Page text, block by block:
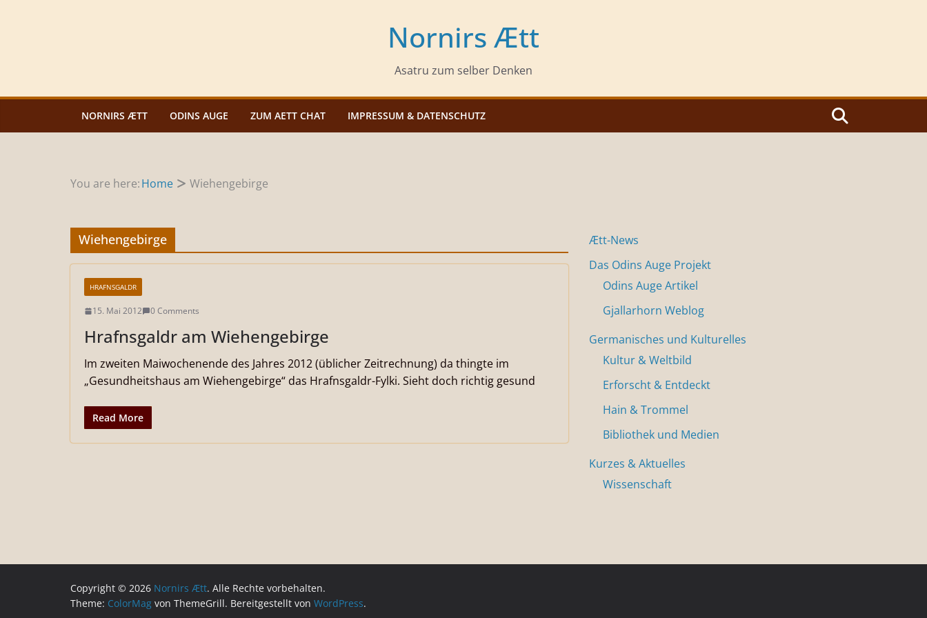
Nornirs Ætt
Asatru zum selber Denken
NORNIRS ÆTT ODINS AUGE ZUM AETT CHAT IMPRESSUM & DATENSCHUTZ
You are here:Home Wiehengebirge
Wiehengebirge
HRAFNSGALDR
15. Mai 2012 0 Comments
Hrafnsgaldr am Wiehengebirge
Im zweiten Maiwochenende des Jahres 2012 (üblicher Zeitrechnung) da thingte im
„Gesundheitshaus am Wiehengebirge“ das Hrafnsgaldr-Fylki. Sieht doch richtig gesund
Read More
Ætt-News
Das Odins Auge Projekt
Odins Auge Artikel
Gjallarhorn Weblog
Germanisches und Kulturelles
Kultur & Weltbild
Erforscht & Entdeckt
Hain & Trommel
Bibliothek und Medien
Kurzes & Aktuelles
Wissenschaft
Copyright © 2026 Nornirs Ætt. Alle Rechte vorbehalten.
Theme: ColorMag von ThemeGrill. Bereitgestellt von WordPress.